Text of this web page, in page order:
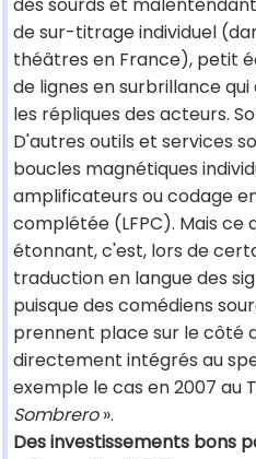
de sur-titrage individuel
théâtres en France), petit
de lignes en surbrillance
les répliques des acteurs.
D'autres outils et services
boucles magnétiques
amplificateurs ou codage
complétée (LFPC). Mais ce
étonnant, c'est, lors de
traduction en langue des
puisque des comédiens
prennent place sur le côté
directement intégrés au
exemple le cas en 2007 au
Sombrero».
Des investissements bons